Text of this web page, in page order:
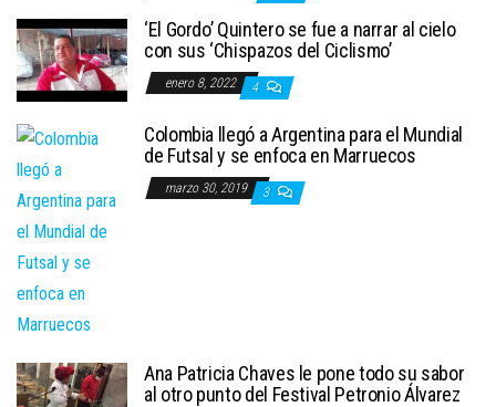
‘El Gordo’ Quintero se fue a narrar al cielo
con sus ‘Chispazos del Ciclismo’
enero 8, 2022 4
Colombia llegó a Argentina para el Mundial
de Futsal y se enfoca en Marruecos
marzo 30, 2019 3
Ana Patricia Chaves le pone todo su sabor
al otro punto del Festival Petronio Álvarez